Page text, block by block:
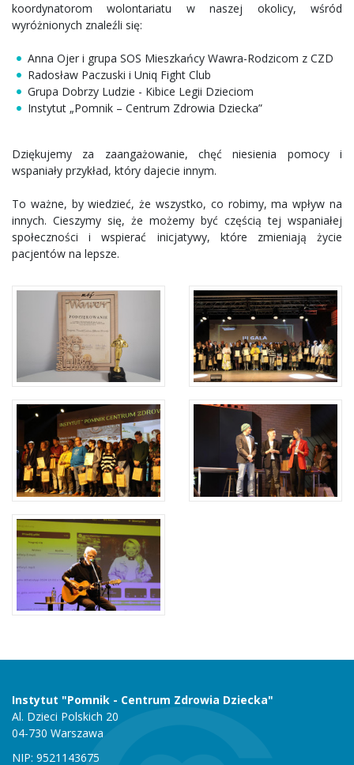
koordynatorom wolontariatu w naszej okolicy, wśród
wyróżnionych znaleźli się:
Anna Ojer i grupa SOS Mieszkańcy Wawra-Rodzicom z CZD
Radosław Paczuski i Uniq Fight Club
Grupa Dobrzy Ludzie - Kibice Legii Dzieciom
Instytut „Pomnik – Centrum Zdrowia Dziecka”
Dziękujemy za zaangażowanie, chęć niesienia pomocy i
wspaniały przykład, który dajecie innym.
To ważne, by wiedzieć, że wszystko, co robimy, ma wpływ na
innych. Cieszymy się, że możemy być częścią tej wspaniałej
społeczności i wspierać inicjatywy, które zmieniają życie
pacjentów na lepsze.
Instytut "Pomnik - Centrum Zdrowia Dziecka"
Al. Dzieci Polskich 20
04-730 Warszawa
NIP: 9521143675